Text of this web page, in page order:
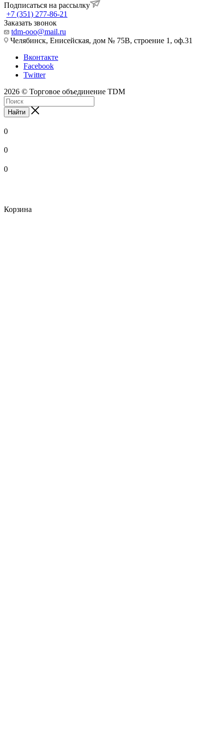
Подписаться на рассылку
+7 (351) 277-86-21
Заказать звонок
tdm-ooo@mail.ru
Челябинск, Енисейская, дом № 75В, строение 1, оф.31
Вконтакте
Facebook
Twitter
2026 © Торговое объединение TDM
Найти
0
0
0
Корзина